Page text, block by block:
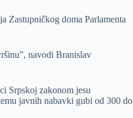
Zastupničkog doma Parlamenta
navodi Branislav
Srpskoj zakonom jesu
javnih nabavki gubi od 300 do